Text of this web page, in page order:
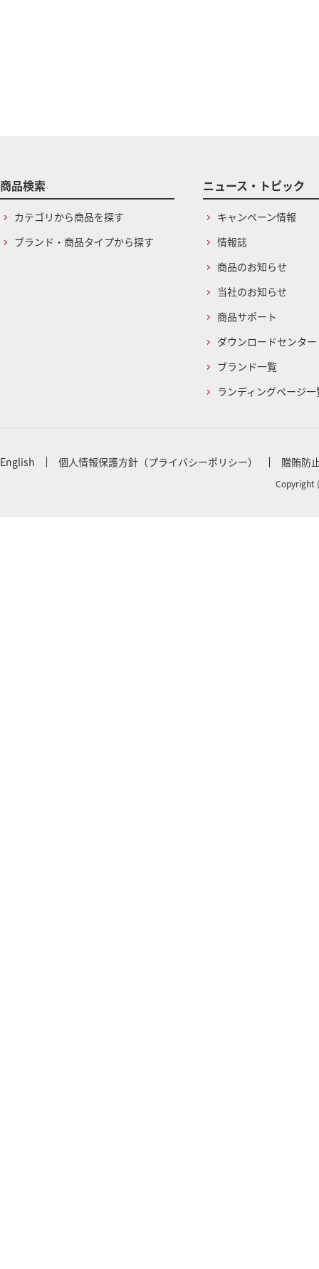
商品検索
カテゴリから商品を探す
ブランド・商品タイプから探す
ニュース・トピック
キャンペーン情報
情報誌
商品のお知らせ
当社のお知らせ
商品サポート
ダウンロードセンター
ブランド一覧
ランディングページ一
English 個人情報保護方針（プライバシーポリシー） 贈賄防
Copyright